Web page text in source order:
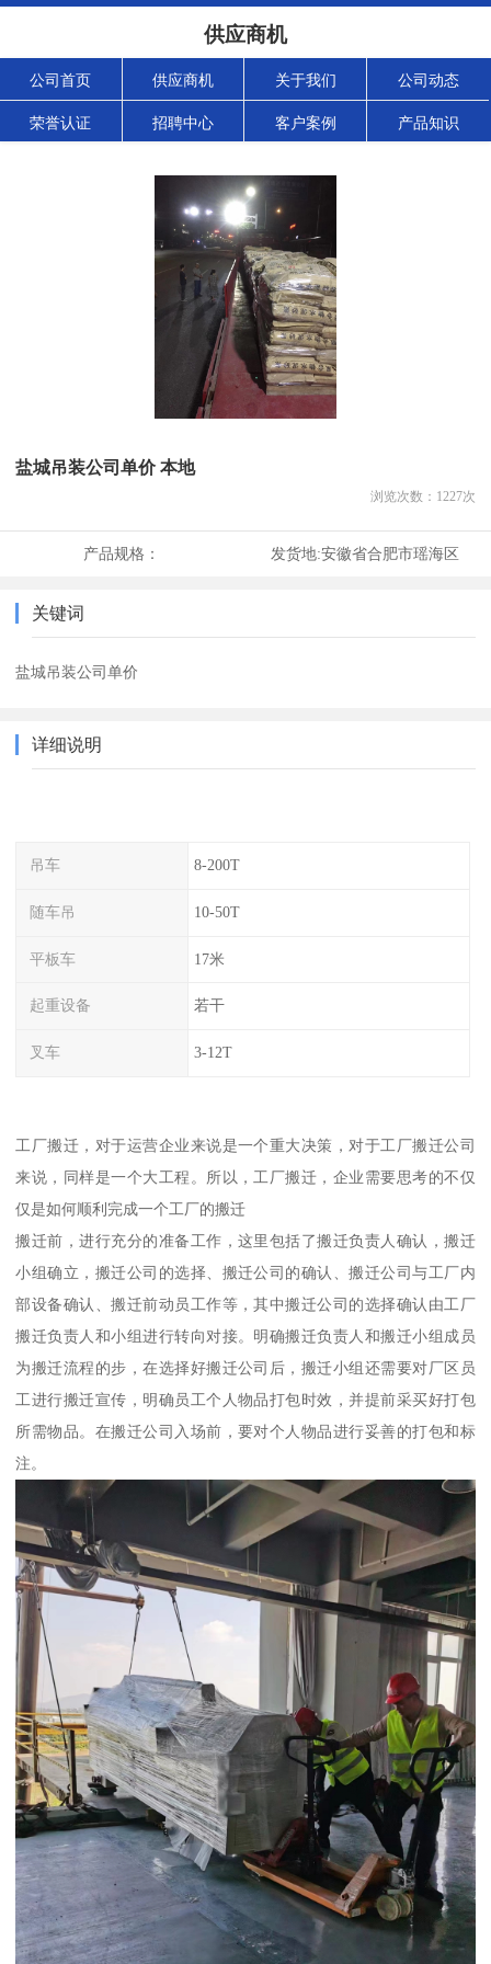
供应商机
公司首页 供应商机 关于我们 公司动态
荣誉认证 招聘中心 客户案例 产品知识
盐城吊装公司单价 本地
浏览次数： 1227次
产品规格： 发货地:安徽省合肥市瑶海区
关键词
盐城吊装公司单价
详细说明
吊车 8-200T
随车吊 10-50T
平板车 17米
起重设备 若干
叉车 3-12T
工厂搬迁，对于运营企业来说是一个重大决策，对于工厂搬迁公司
来说，同样是一个大工程。所以，工厂搬迁，企业需要思考的不仅
仅是如何顺利完成一个工厂的搬迁
搬迁前，进行充分的准备工作，这里包括了搬迁负责人确认，搬迁
小组确立，搬迁公司的选择、搬迁公司的确认、搬迁公司与工厂内
部设备确认、搬迁前动员工作等，其中搬迁公司的选择确认由工厂
搬迁负责人和小组进行转向对接。明确搬迁负责人和搬迁小组成员
为搬迁流程的步，在选择好搬迁公司后，搬迁小组还需要对厂区员
工进行搬迁宣传，明确员工个人物品打包时效，并提前采买好打包
所需物品。在搬迁公司入场前，要对个人物品进行妥善的打包和标
注。